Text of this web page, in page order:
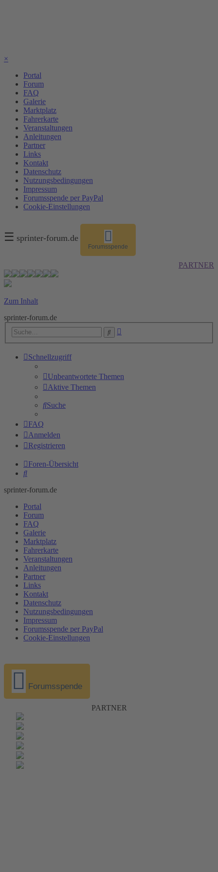
×
Portal
Forum
FAQ
Galerie
Marktplatz
Fahrerkarte
Veranstaltungen
Anleitungen
Partner
Links
Kontakt
Datenschutz
Nutzungsbedingungen
Impressum
Forumsspende per PayPal
Cookie-Einstellungen
☰ sprinter-forum.de
Forumsspende
PARTNER
Zum Inhalt
sprinter-forum.de
Suche
Schnellzugriff
Unbeantwortete Themen
Aktive Themen
Suche
FAQ
Anmelden
Registrieren
Foren-Übersicht
Suche
sprinter-forum.de
Portal
Forum
FAQ
Galerie
Marktplatz
Fahrerkarte
Veranstaltungen
Anleitungen
Partner
Links
Kontakt
Datenschutz
Nutzungsbedingungen
Impressum
Forumsspende per PayPal
Cookie-Einstellungen
Forumsspende
PARTNER